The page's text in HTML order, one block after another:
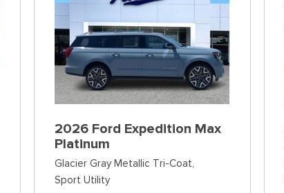
2026 Ford Expedition Max
Platinum
Glacier Gray Metallic Tri-Coat,
Sport Utility